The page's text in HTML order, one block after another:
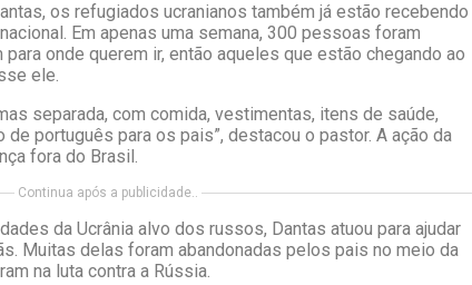
os refugiados ucranianos também já estão recebendo
Em apenas uma semana, 300 pessoas foram
onde querem ir, então aqueles que estão chegando ao
ele.
separada, com comida, vestimentas, itens de saúde,
português para os pais”, destacou o pastor. A ação da
fora do Brasil.
Continua após a publicidade..
da Ucrânia alvo dos russos, Dantas atuou para ajudar
Muitas delas foram abandonadas pelos pais no meio da
na luta contra a Rússia.